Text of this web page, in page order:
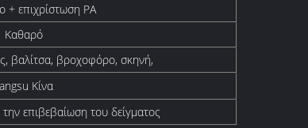
+ επιχρίστωση PA
Καθαρό
βαλίτσα, βροχοφόρο, σκηνή,
Κίνα
επιβεβαίωση του δείγματος